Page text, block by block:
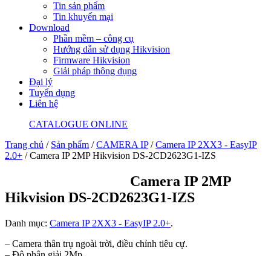
Tin sản phẩm
Tin khuyến mại
Download
Phần mềm – công cụ
Hướng dẫn sử dụng Hikvision
Firmware Hikvision
Giải pháp thông dụng
Đại lý
Tuyển dụng
Liên hệ
CATALOGUE ONLINE
Trang chủ / Sản phẩm /CAMERA IP/Camera IP 2XX3 - EasyIP
2.0+ / Camera IP 2MP Hikvision DS-2CD2623G1-IZS
Camera IP 2MP
Hikvision DS-2CD2623G1-IZS
Danh mục: Camera IP 2XX3 - EasyIP 2.0+.
– Camera thân trụ ngoài trời, điều chỉnh tiêu cự.